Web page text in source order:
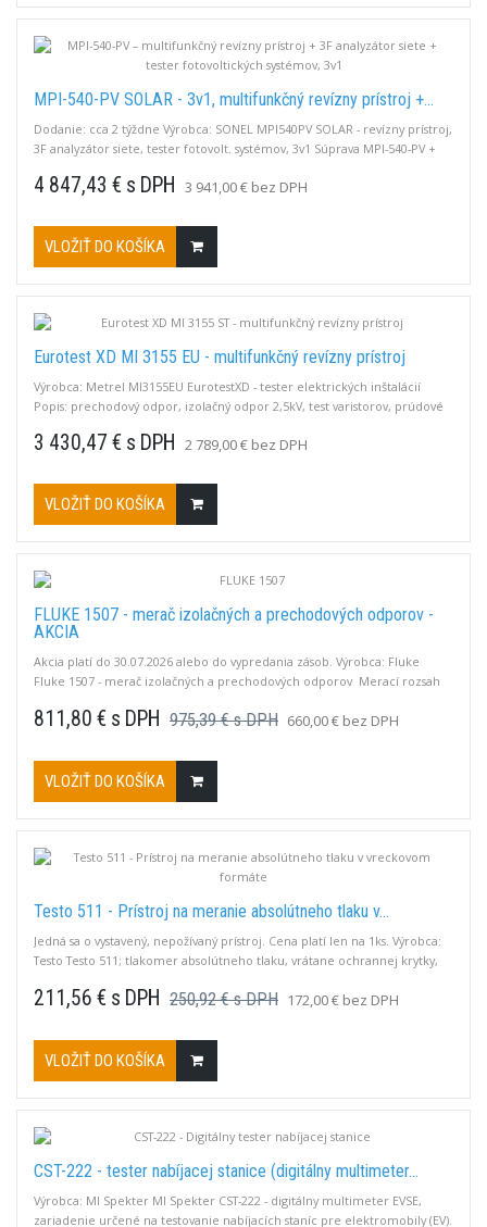
MPI-540-PV SOLAR - 3v1, multifunkčný revízny prístroj +...
Dodanie: cca 2 týždne Výrobca: SONEL MPI540PV SOLAR - revízny prístroj,
3F analyzátor siete, tester fotovolt. systémov, 3v1 Súprava MPI-540-PV +
(aj bez vybav. RCD) aj v IT, Riso do 10 GΩ/1000V, RCD: AC, A, B, B+, F aj v IT,
4 847,43 € s DPH 3 941,00 € bez DPH
VLOŽIŤ DO KOŠÍKA
Eurotest XD MI 3155 EU - multifunkčný revízny prístroj
Výrobca: Metrel MI3155EU EurotestXD - tester elektrických inštalácií
Popis: prechodový odpor, izolačný odpor 2,5kV, test varistorov, prúdové
U, F, I TRMS, PI, DAR, Lux, TN-TT-IT, USB, akumulátor, automat.Kliešte
3 430,47 € s DPH 2 789,00 € bez DPH
VLOŽIŤ DO KOŠÍKA
FLUKE 1507 - merač izolačných a prechodových odporov -
AKCIA
Akcia platí do 30.07.2026 alebo do vypredania zásob. Výrobca: Fluke
Fluke 1507 - merač izolačných a prechodových odporov Merací rozsah
100V, 50VPrechod. odpor: 0,01 Ω až 20 kΩ / 200 mAMeranie napätia: od
811,80 € s DPH 975,39 € s DPH 660,00 € bez DPH
VLOŽIŤ DO KOŠÍKA
Testo 511 - Prístroj na meranie absolútneho tlaku v...
Jedná sa o vystavený, nepožívaný prístroj. Cena platí len na 1ks. Výrobca:
Testo Testo 511; tlakomer absolútneho tlaku, vrátane ochrannej krytky,
211,56 € s DPH 250,92 € s DPH 172,00 € bez DPH
VLOŽIŤ DO KOŠÍKA
CST-222 - tester nabíjacej stanice (digitálny multimeter...
Výrobca: MI Spekter MI Spekter CST-222 - digitálny multimeter EVSE,
zariadenie určené na testovanie nabíjacích staníc pre elektromobily (EV).